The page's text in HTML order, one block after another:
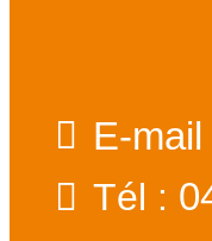
E-
Tél :